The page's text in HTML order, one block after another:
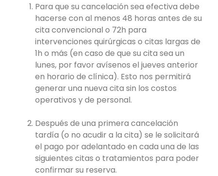
Para que su cancelación sea efectiva debe
hacerse con al menos 48 horas antes de su
cita convencional o 72h para
intervenciones quirúrgicas o citas largas de
1h o más (en caso de que su cita sea un
lunes, por favor avísenos el jueves anterior
en horario de clínica). Esto nos permitirá
generar una nueva cita sin los costos
operativos y de personal.
Después de una primera cancelación
tardía (o no acudir a la cita) se le solicitará
el pago por adelantado en cada una de las
siguientes citas o tratamientos para poder
confirmar su reserva.